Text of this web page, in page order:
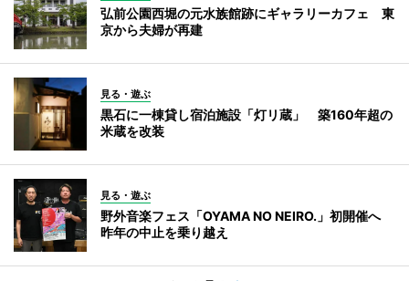
弘前公園西堀の元水族館跡にギャラリーカフェ 東
京から夫婦が再建
見る・遊ぶ
黒石に一棟貸し宿泊施設「灯リ蔵」 築160年超の
米蔵を改装
見る・遊ぶ
野外音楽フェス「OYAMA NO NEIRO.」初開催へ
昨年の中止を乗り越え